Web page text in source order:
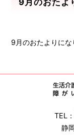
9月のおたよ
9月のおたよりにな
TEL：
静